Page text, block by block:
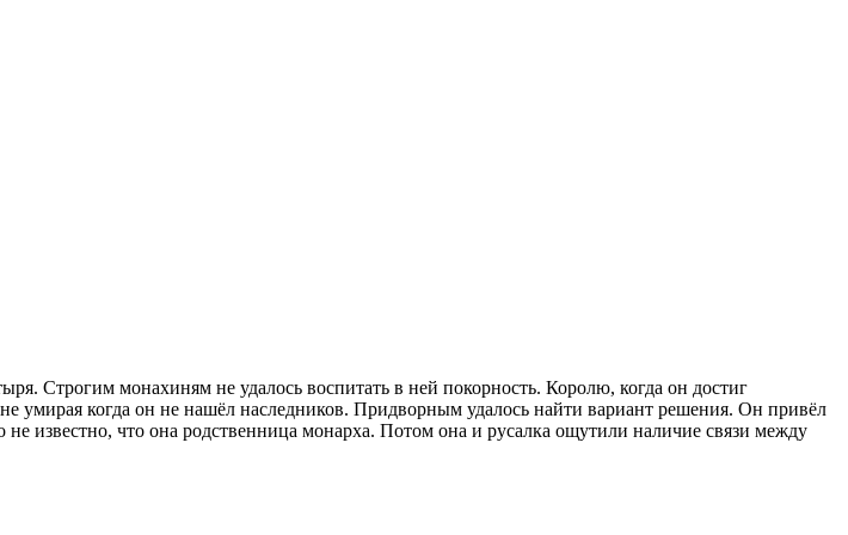
Строгим монахиням не удалось воспитать в ней покорность. Королю, когда он достиг
умирая когда он не нашёл наследников. Придворным удалось найти вариант решения. Он привёл
известно, что она родственница монарха. Потом она и русалка ощутили наличие связи между